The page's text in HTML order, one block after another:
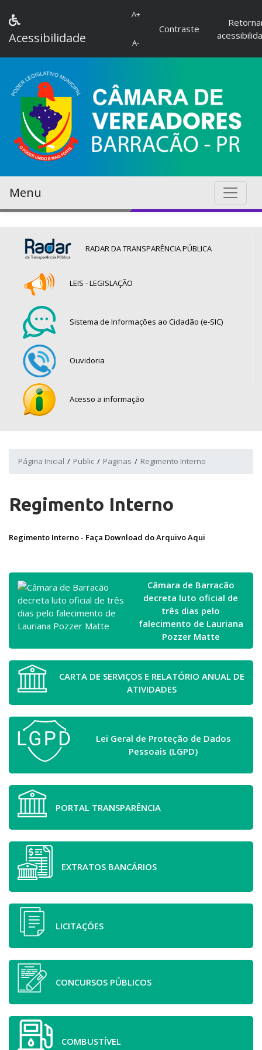
Acessibilidade
A+
A-
Contraste
Menu
RADAR DA TRANSPARÊNCIA PÚBLICA
LEIS - LEGISLAÇÃO
Sistema de Informações ao Cidadão (e-SIC)
Ouvidoria
Acesso a informação
Página Inicial Public Paginas Regimento Interno
Regimento Interno
Regimento Interno - Faça Download do Arquivo Aqui
Câmara de Barracão
decreta luto oficial de
três dias pelo
falecimento de Lauriana
Pozzer Matte
CARTA DE SERVIÇOS E RELATÓRIO ANUAL DE
ATIVIDADES
Lei Geral de Proteção de Dados
Pessoais (LGPD)
PORTAL TRANSPARÊNCIA
EXTRATOS BANCÁRIOS
LICITAÇÕES
CONCURSOS PÚBLICOS
COMBUSTÍVEL